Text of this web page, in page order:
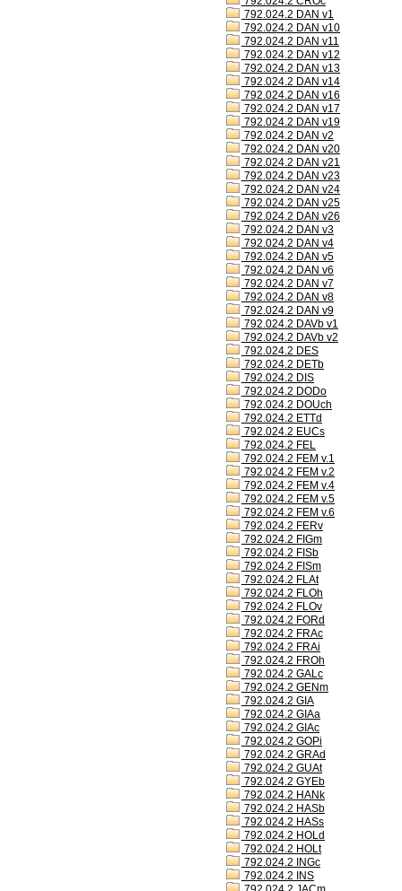
792.024.2 DAN v1
792.024.2 DAN v10
792.024.2 DAN v11
792.024.2 DAN v12
792.024.2 DAN v13
792.024.2 DAN v14
792.024.2 DAN v16
792.024.2 DAN v17
792.024.2 DAN v19
792.024.2 DAN v2
792.024.2 DAN v20
792.024.2 DAN v21
792.024.2 DAN v23
792.024.2 DAN v24
792.024.2 DAN v25
792.024.2 DAN v26
792.024.2 DAN v3
792.024.2 DAN v4
792.024.2 DAN v5
792.024.2 DAN v6
792.024.2 DAN v7
792.024.2 DAN v8
792.024.2 DAN v9
792.024.2 DAVb v1
792.024.2 DAVb v2
792.024.2 DES
792.024.2 DETb
792.024.2 DIS
792.024.2 DODo
792.024.2 DOUch
792.024.2 ETTd
792.024.2 EUCs
792.024.2 FEL
792.024.2 FEM v.1
792.024.2 FEM v.2
792.024.2 FEM v.4
792.024.2 FEM v.5
792.024.2 FEM v.6
792.024.2 FERv
792.024.2 FIGm
792.024.2 FISb
792.024.2 FISm
792.024.2 FLAt
792.024.2 FLOh
792.024.2 FLOv
792.024.2 FORd
792.024.2 FRAc
792.024.2 FRAi
792.024.2 FROh
792.024.2 GALc
792.024.2 GENm
792.024.2 GIA
792.024.2 GIAa
792.024.2 GIAc
792.024.2 GOPi
792.024.2 GRAd
792.024.2 GUAt
792.024.2 GYEb
792.024.2 HANk
792.024.2 HASb
792.024.2 HASs
792.024.2 HOLd
792.024.2 HOLt
792.024.2 INGc
792.024.2 INS